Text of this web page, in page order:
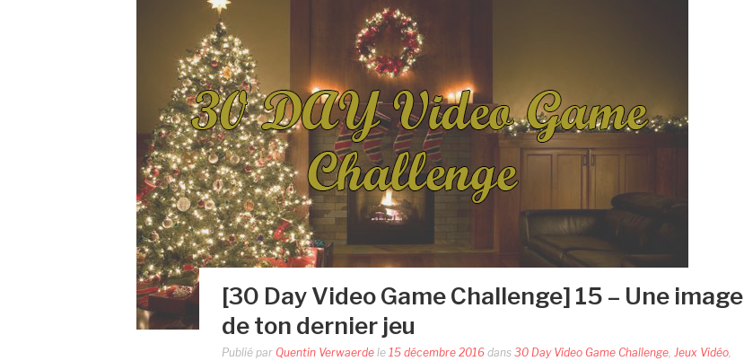
[30 Day Video Game Challenge] 15 – Une image
de ton dernier jeu
Publié par Quentin Verwaerde le 15 décembre 2016 dans 30 Day Video Game Challenge, Jeux Vidéo,